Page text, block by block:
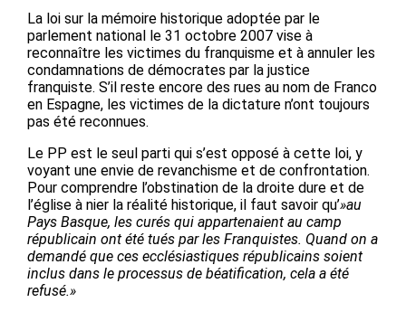
La loi sur la mémoire historique adoptée par le
parlement national le 31 octobre 2007 vise à
reconnaître les victimes du franquisme et à annuler les
condamnations de démocrates par la justice
franquiste. S’il reste encore des rues au nom de Franco
en Espagne, les victimes de la dictature n’ont toujours
pas été reconnues.
Le PP est le seul parti qui s’est opposé à cette loi, y
voyant une envie de revanchisme et de confrontation.
Pour comprendre l’obstination de la droite dure et de
l’église à nier la réalité historique, il faut savoir qu’»au
Pays Basque, les curés qui appartenaient au camp
républicain ont été tués par les Franquistes. Quand on a
demandé que ces ecclésiastiques républicains soient
inclus dans le processus de béatification, cela a été
refusé.»